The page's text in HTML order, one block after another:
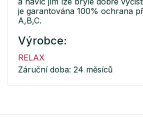
je garantována 100% ochrana
A,B,C.
Výrobce:
RELAX
Záruční doba: 24 měsíců